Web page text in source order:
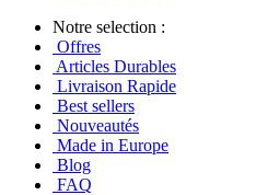
Notre selection :
Offres
Articles Durables
Livraison Rapide
Best sellers
Nouveautés
Made in Europe
Blog
FAQ